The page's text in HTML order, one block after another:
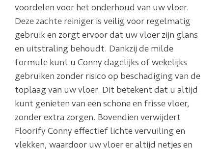
voordelen voor het onderhoud van uw vloer.
Deze zachte reiniger is veilig voor regelmatig
gebruik en zorgt ervoor dat uw vloer zijn glans
en uitstraling behoudt. Dankzij de milde
formule kunt u Conny dagelijks of wekelijks
gebruiken zonder risico op beschadiging van de
toplaag van uw vloer. Dit betekent dat u altijd
kunt genieten van een schone en frisse vloer,
zonder extra zorgen. Bovendien verwijdert
Floorify Conny effectief lichte vervuiling en
vlekken, waardoor uw vloer er altijd netjes en